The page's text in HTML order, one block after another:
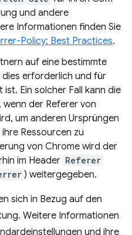
und andere
Informationen finden Sie
Policy: Best Practices.
auf eine bestimmte
dies erforderlich und für
Ein solcher Fall kann die
der Referer von
um anderen Ursprüngen
Ressourcen zu
von Chrome wird der
im Header Referer
) weitergegeben.
sich in Bezug auf den
Weitere Informationen
und ihre